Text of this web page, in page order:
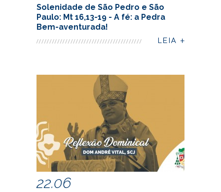
Solenidade de São Pedro e São
Paulo: Mt 16,13-19 - A fé: a Pedra
Bem-aventurada!
22.06